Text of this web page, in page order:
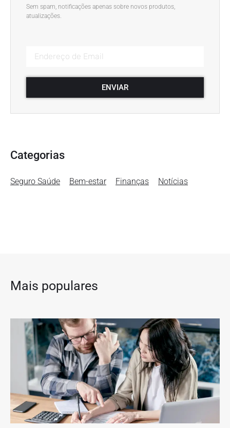
Sem spam, notificações apenas sobre novos produtos,
atualizações.
ENVIAR
Categorias
Seguro Saúde Bem-estar Finanças Notícias
Mais populares